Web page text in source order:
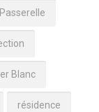
Passerelle
Blanc
résidence